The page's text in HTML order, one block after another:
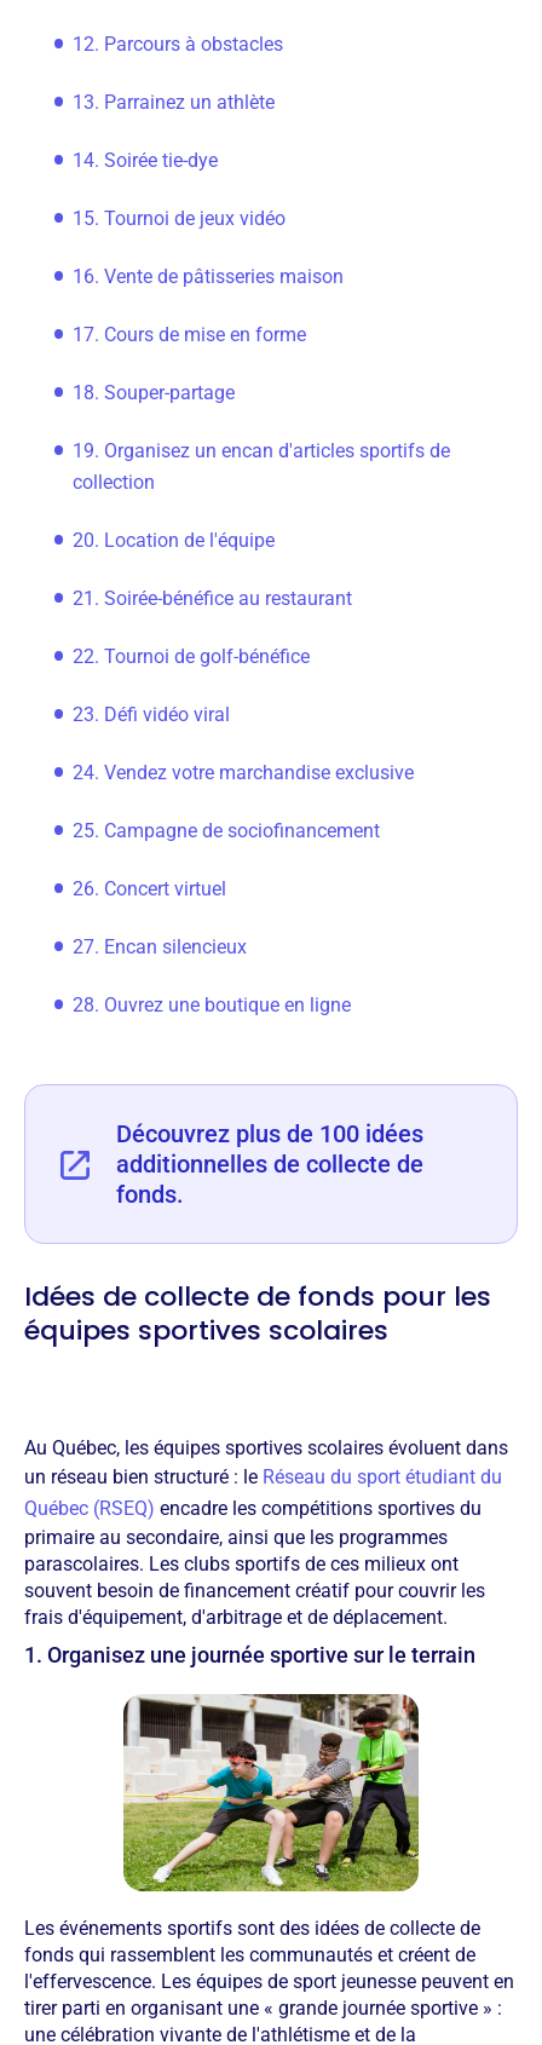
12. Parcours à obstacles
13. Parrainez un athlète
14. Soirée tie-dye
15. Tournoi de jeux vidéo
16. Vente de pâtisseries maison
17. Cours de mise en forme
18. Souper-partage
19. Organisez un encan d'articles sportifs de
collection
20. Location de l'équipe
21. Soirée-bénéfice au restaurant
22. Tournoi de golf-bénéfice
23. Défi vidéo viral
24. Vendez votre marchandise exclusive
25. Campagne de sociofinancement
26. Concert virtuel
27. Encan silencieux
28. Ouvrez une boutique en ligne
Découvrez plus de 100 idées
additionnelles de collecte de
fonds.
Idées de collecte de fonds pour les
équipes sportives scolaires
Au Québec, les équipes sportives scolaires évoluent dans
un réseau bien structuré : le Réseau du sport étudiant du
Québec (RSEQ) encadre les compétitions sportives du
primaire au secondaire, ainsi que les programmes
parascolaires. Les clubs sportifs de ces milieux ont
souvent besoin de financement créatif pour couvrir les
frais d'équipement, d'arbitrage et de déplacement.
1. Organisez une journée sportive sur le terrain
Les événements sportifs sont des idées de collecte de
fonds qui rassemblent les communautés et créent de
l'effervescence. Les équipes de sport jeunesse peuvent en
tirer parti en organisant une « grande journée sportive » :
une célébration vivante de l'athlétisme et de la